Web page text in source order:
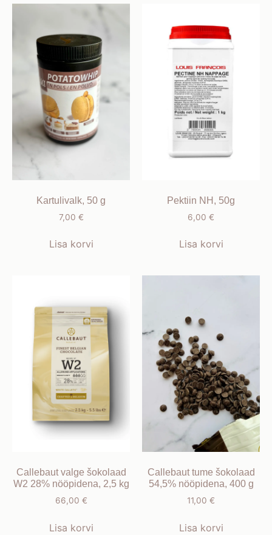
Kartulivalk, 50 g
7,00 €
Lisa korvi
Pektiin NH, 50g
6,00 €
Lisa korvi
Callebaut valge šokolaad
W2 28% nööpidena, 2,5 kg
66,00 €
Lisa korvi
Callebaut tume šokolaad
54,5% nööpidena, 400 g
11,00 €
Lisa korvi